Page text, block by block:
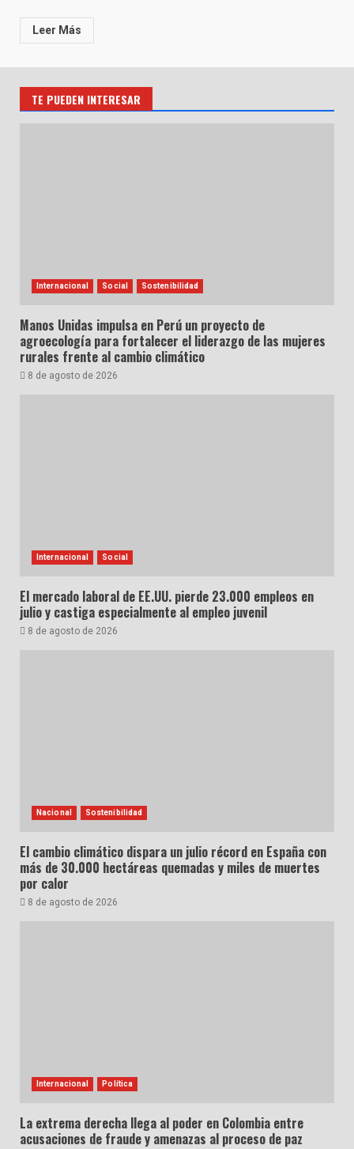
Leer Más
TE PUEDEN INTERESAR
Internacional Social Sostenibilidad
Manos Unidas impulsa en Perú un proyecto de
agroecología para fortalecer el liderazgo de las mujeres
rurales frente al cambio climático
8 de agosto de 2026
Internacional Social
El mercado laboral de EE.UU. pierde 23.000 empleos en
julio y castiga especialmente al empleo juvenil
8 de agosto de 2026
Nacional Sostenibilidad
El cambio climático dispara un julio récord en España con
más de 30.000 hectáreas quemadas y miles de muertes
por calor
8 de agosto de 2026
Internacional Política
La extrema derecha llega al poder en Colombia entre
acusaciones de fraude y amenazas al proceso de paz